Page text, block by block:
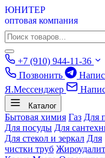
ЮНИТЕР
оптовая компания
+7 (910) 944-11-36
Позвонить
Я.Мессенджер
Каталог
Бытовая химия Газ Для
Для посуды Для
Для стекол и зеркал Для
чистки труб